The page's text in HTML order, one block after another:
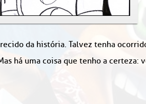
da história. Talvez tenha
há uma coisa que tenho a certeza: